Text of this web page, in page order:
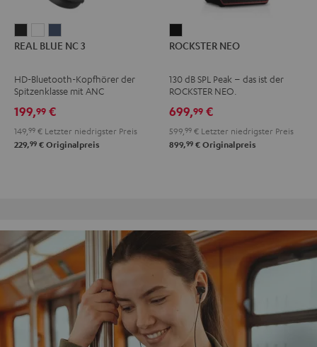
BLUE
3
Night
Black
BLUE
3
Pearl
White
BLUE
3
Steel
REAL BLUE NC 3
HD-Bluetooth-Kopfhörer der
Spitzenklasse mit ANC
199,99 €
149, 99 € Letzter niedrigster Preis
229,99 € Originalpreis
NEO
ROCKSTER NEO
130 dB SPL Peak – das ist der
ROCKSTER NEO.
699,99 €
599, 99 € Letzter niedrigster Preis
899,99 € Originalpreis